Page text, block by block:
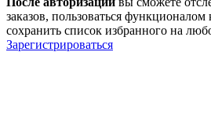
заказов, пользоваться
сохранить список избранного на
Зарегистрироваться